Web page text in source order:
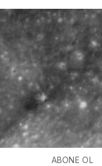
ABONE OL